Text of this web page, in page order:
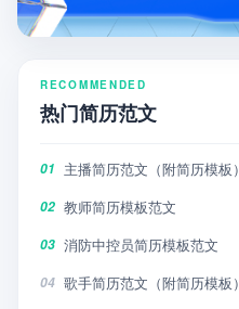
RECOMMENDED
热门简历范文
01 主播简历范文（附简历模板）
02 教师简历模板范文
03 消防中控员简历模板范文
04 歌手简历范文（附简历模板）